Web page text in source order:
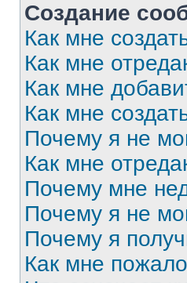
Создание
Как мне
Как мне
Как мне
Как мне
Почему я не
Как мне
Почему мне
Почему я не
Почему я
Как мне